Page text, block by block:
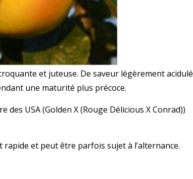
et juteuse. De saveur légèrement acidulé
une maturité plus précoce.
USA (Golden X (Rouge Délicious X Conrad))
et peut être parfois sujet à l’alternance.